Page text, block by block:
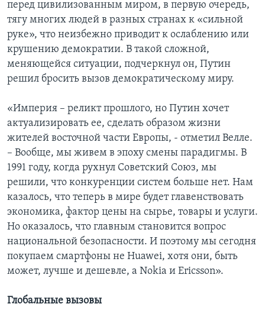
перед цивилизованным миром, в первую очередь,
тягу многих людей в разных странах к «сильной
руке», что неизбежно приводит к ослаблению или
крушению демократии. В такой сложной,
меняющейся ситуации, подчеркнул он, Путин
решил бросить вызов демократическому миру.
«Империя – реликт прошлого, но Путин хочет
актуализировать ее, сделать образом жизни
жителей восточной части Европы, - отметил Велле.
– Вообще, мы живем в эпоху смены парадигмы. В
1991 году, когда рухнул Советский Союз, мы
решили, что конкуренции систем больше нет. Нам
казалось, что теперь в мире будет главенствовать
экономика, фактор цены на сырье, товары и услуги.
Но оказалось, что главным становится вопрос
национальной безопасности. И поэтому мы сегодня
покупаем смартфоны не Huawei, хотя они, быть
может, лучше и дешевле, а Nokia и Ericsson».
Глобальные вызовы